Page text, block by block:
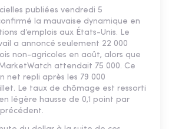
publiées vendredi 5
la mauvaise dynamique en
d’emplois aux États-Unis. Le
a annoncé seulement 22 000
non-agricoles en août, alors que
attendait 75 000. Ce
net repli après les 79 000
Le taux de chômage est ressorti
légère hausse de 0,1 point par